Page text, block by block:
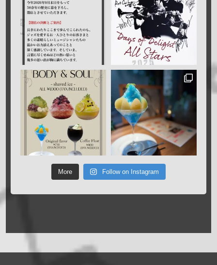
More Follow on Instagram